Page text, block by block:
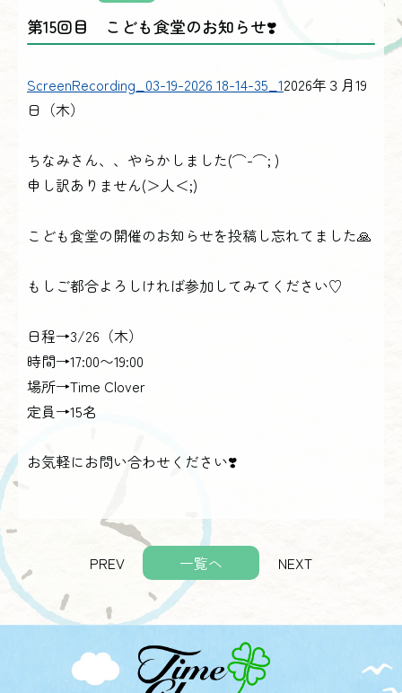
第15回目 こども食堂のお知らせ❣️
ScreenRecording_03-19-2026 18-14-35_12026年３月19
日（木）
ちなみさん、、やらかしました(⌒-⌒; )
申し訳ありません(＞人＜;)
こども食堂の開催のお知らせを投稿し忘れてました🙏
もしご都合よろしければ参加してみてください♡
日程→3/26（木）
時間→17:00〜19:00
場所→Time Clover
定員→15名
お気軽にお問い合わせください❣️
PREV 一覧へ NEXT